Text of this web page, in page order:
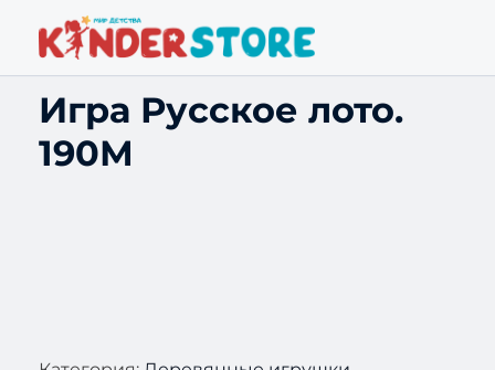
Игра Русское лото.
190М